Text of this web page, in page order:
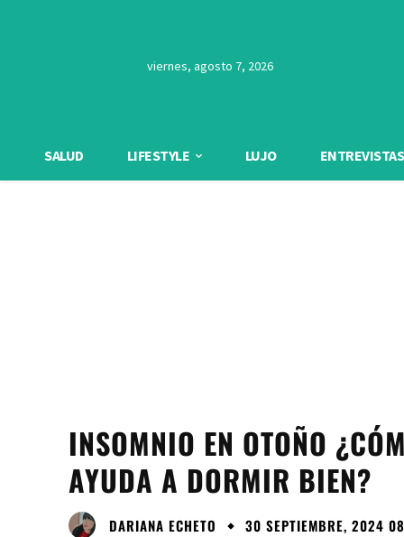
viernes, agosto 7, 2026
SALUD LIFESTYLE LUJO ENTREVISTAS
INSOMNIO EN OTOÑO
AYUDA A DORMIR BIEN?
DARIANA ECHETO 30 SEPTIEMBRE, 2024